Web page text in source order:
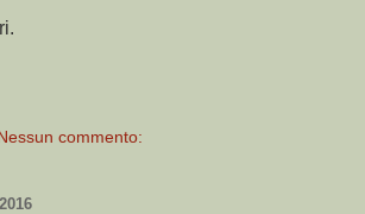
commento: